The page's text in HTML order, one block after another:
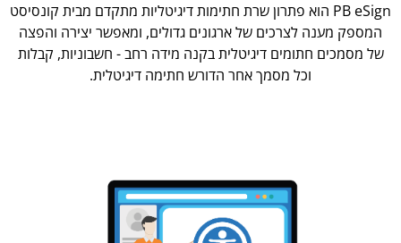
PB eSign הוא פתרון שרת חתימות דיגיטליות מתקדם מבית קונסיסט
המספק מענה לצרכים של ארגונים גדולים, ומאפשר יצירה והפצה
של מסמכים חתומים דיגיטלית בקנה מידה רחב - חשבוניות, קבלות
וכל מסמך אחר הדורש חתימה דיגיטלית.